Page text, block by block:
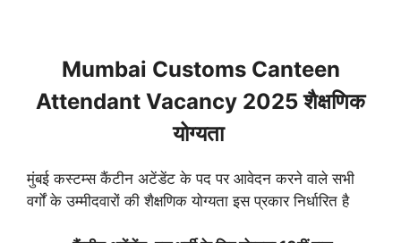
Mumbai Customs Canteen
Attendant Vacancy 2025 शैक्षणिक
योग्यता
मुंबई कस्टम्स कैंटीन अटेंडेंट के पद पर आवेदन करने वाले सभी
वर्गों के उम्मीदवारों की शैक्षणिक योग्यता इस प्रकार निर्धारित है